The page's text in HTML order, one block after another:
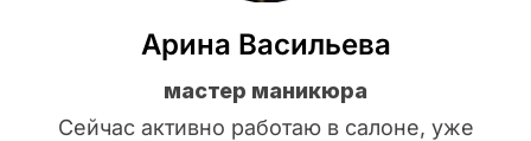
Арина Васильева
мастер маникюра
Сейчас активно работаю в салоне, уже